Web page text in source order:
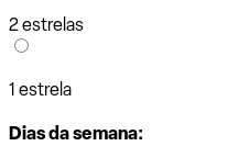
2 estrelas
1 estrela
Dias da semana: